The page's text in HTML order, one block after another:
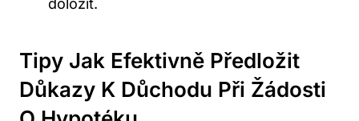
doložit.
Tipy Jak Efektivně Předložit
Důkazy K Důchodu Při Žádosti